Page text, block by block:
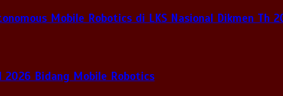
Mobile Robotics di LKS Nasional Dikmen Th
2026 Bidang Mobile Robotics